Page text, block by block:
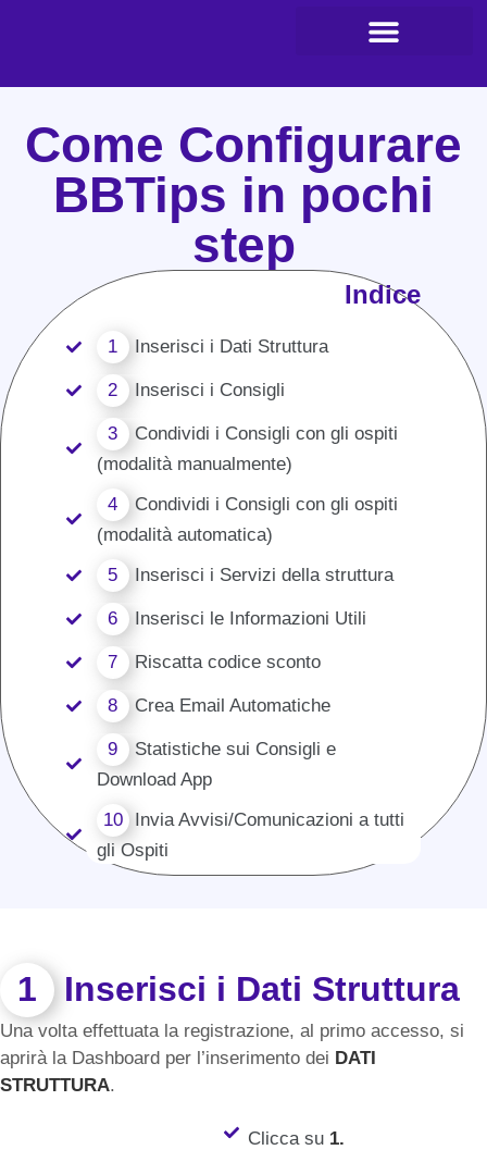
Come Configurare
BBTips in pochi
step
Indice
1 Inserisci i Dati Struttura
2 Inserisci i Consigli
3 Condividi i Consigli con gli ospiti
(modalità manualmente)
4 Condividi i Consigli con gli ospiti
(modalità automatica)
5 Inserisci i Servizi della struttura
6 Inserisci le Informazioni Utili
7 Riscatta codice sconto
8 Crea Email Automatiche
9 Statistiche sui Consigli e
Download App
10 Invia Avvisi/Comunicazioni a tutti
gli Ospiti
1 Inserisci i Dati Struttura
Una volta effettuata la registrazione, al primo accesso, si
aprirà la Dashboard per l’inserimento dei DATI
STRUTTURA.
Clicca su 1.